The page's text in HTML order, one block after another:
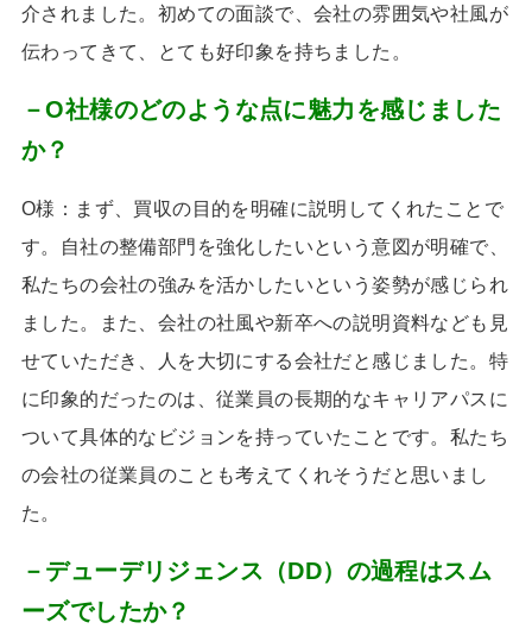
介されました。初めての面談で、会社の雰囲気や社風が
伝わってきて、とても好印象を持ちました。
－O社様のどのような点に魅力を感じました
か？
O様：まず、買収の目的を明確に説明してくれたことで
す。自社の整備部門を強化したいという意図が明確で、
私たちの会社の強みを活かしたいという姿勢が感じられ
ました。また、会社の社風や新卒への説明資料なども見
せていただき、人を大切にする会社だと感じました。特
に印象的だったのは、従業員の長期的なキャリアパスに
ついて具体的なビジョンを持っていたことです。私たち
の会社の従業員のことも考えてくれそうだと思いまし
た。
－デューデリジェンス（DD）の過程はスム
ーズでしたか？